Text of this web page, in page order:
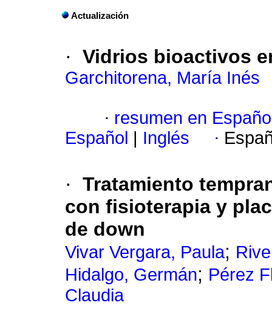
Actualización
· Vidrios bioactivos
Garchitorena, María Inés
· resumen en
Español
Inglés ·
· Tratamiento
con fisioterapia y
de down
Vivar Vergara, Paula;
Hidalgo, Germán; Pérez
Claudia